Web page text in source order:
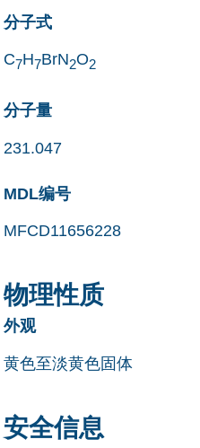
分子式
C7H7BrN2O2
分子量
231.047
MDL编号
MFCD11656228
物理性质
外观
黄色至淡黄色固体
安全信息